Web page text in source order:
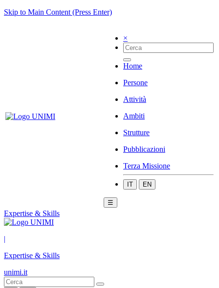
Skip to Main Content (Press Enter)
×
Home
Persone
Attività
Ambiti
Strutture
Pubblicazioni
Terza Missione
IT EN
☰
Expertise & Skills
|
Expertise & Skills
unimi.it